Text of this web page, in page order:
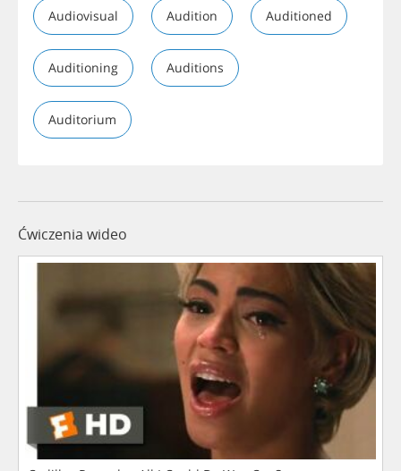
Audiovisual Audition Auditioned
Auditioning Auditions
Auditorium
Ćwiczenia wideo